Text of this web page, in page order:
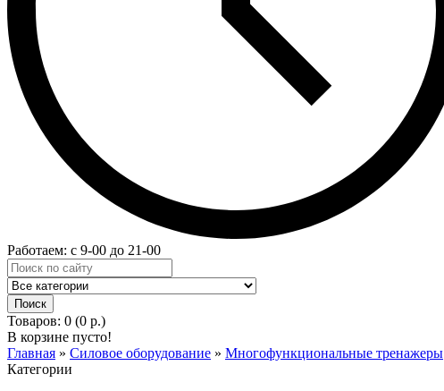
Работаем: с 9-00 до 21-00
Товаров: 0 (0 р.)
В корзине пусто!
Главная » Силовое оборудование » Многофункциональные тренажеры
Категории